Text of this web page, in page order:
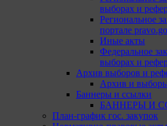
выборах и
Региональное
портале
Иные акты
Федеральное
выборах и
Архив выборов и
Архив и
Баннеры и ссылки
БАННЕРЫ И
План-график гос. закупок